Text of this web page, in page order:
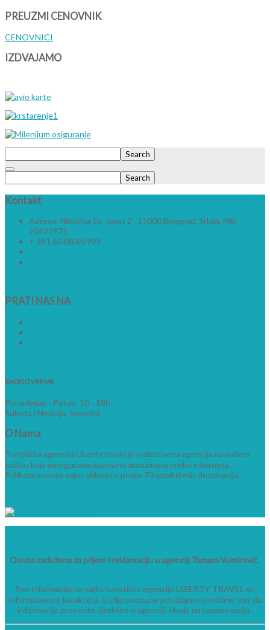
PREUZMI CENOVNIK
CENOVNICI
IZDVAJAMO
Search
Search
Kontakt
Adresa: Nikšićka 1b, sprat 2 , 11000 Beograd, Srbija, MB:
20421975
+ 381.60.08.86.999
PRATI NAS NA
RADNO VREME
Ponedeljak - Petak: 10 - 18h
Subota i Nedelja: Neradni
O Nama
Turistička agencija Liberty travel je jedinstvena agencija na našem
tržištu koja omogućava kupovinu aranžmana preko interneta...
Prilikom posete sajtu videćete preko 70 atraktivnih destinacija.
Osoba zadužena za prijem i reklamaciju u agenciji Tamara Vumirović.
Sve informacije na sajtu turističke agencije LIBERTY TRAVEL su
informativnog karaktera. U cilju potpune pouzdanosti molimo Vas da
informacije proverite direktno u agenciji. Hvala na razumevanju.